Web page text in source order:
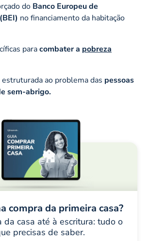
do Banco Europeu de
no financiamento da habitação
paracombater a pobreza
ao problema das pessoas
sem-abrigo.
compra da primeira casa?
da casa até à escritura: tudo o
precisas de saber.